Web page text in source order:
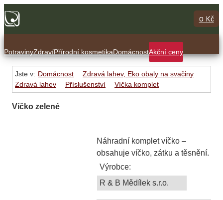
0 Kč
PotravinyZdravíPřírodní kosmetikaDomácnostAkční ceny
Jste v: Domácnost
Zdravá lahev, Eko obaly na svačiny
Zdravá lahev
Příslušenství Víčka komplet
Víčko zelené
Náhradní komplet víčko –
obsahuje víčko, zátku a těsnění.
Výrobce:
R & B Mědílek s.r.o.